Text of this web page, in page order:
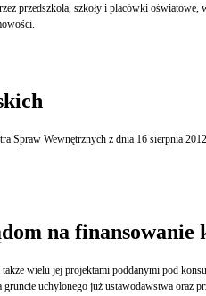
przedszkola, szkoły i placówki
Spraw Wewnętrznych z dnia 16 sierpnia
na
wielu jej projektami poddanymi pod
gruncie uchylonego już ustawodawstwa oraz